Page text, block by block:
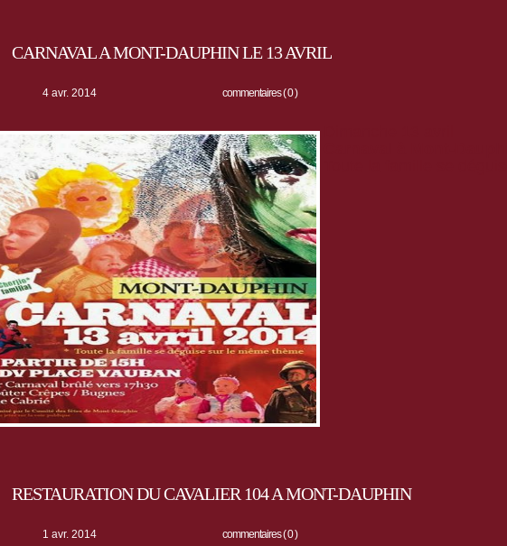
CARNAVAL A MONT-DAUPHIN LE 13 AVRIL
4 avr. 2014 commentaires ( 0 )
RESTAURATION DU CAVALIER 104 A MONT-DAUPHIN
1 avr. 2014 commentaires ( 0 )